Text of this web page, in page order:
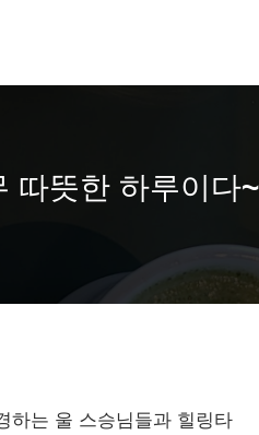
따뜻한 하루이다~
하는 울 스승님들과 힐링타